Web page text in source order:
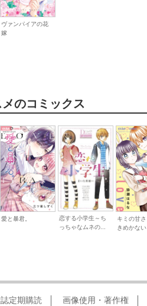
ヴァンパイアの花
嫁
のコミックス
愛と暴君。
恋する小学生～ち
っちゃなムネの...
キミの甘
きめかない
定期購読 画像使用・著作権